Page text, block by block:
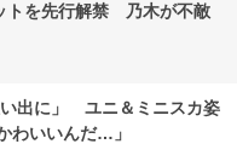
トを先行解禁 乃木が不敵
出に」 ユニ＆ミニスカ姿
わいいんだ…」